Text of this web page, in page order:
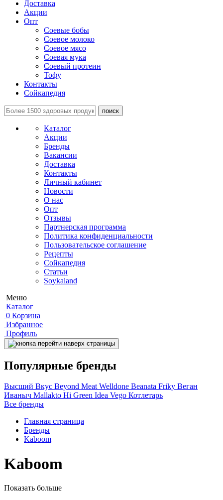
Доставка
Акции
Опт
Соевые бобы
Соевое молоко
Соевое мясо
Соевая мука
Соевый протеин
Тофу
Контакты
Сойкапедия
поиск
Каталог
Акции
Бренды
Вакансии
Доставка
Контакты
Личный кабинет
Новости
О нас
Опт
Отзывы
Партнерская программа
Политика конфиденциальности
Пользовательское соглашение
Рецепты
Сойкапедия
Статьи
Soykaland
Меню
Каталог
0 Корзина
Избранное
Профиль
Популярные бренды
Высший Вкус Beyond MeatWelldone Beanata Friky Веган
Иваныч Mallakto Hi Green Idea Vego Котлетарь
Все бренды
Главная страница
Бренды
Kaboom
Kaboom
Показать больше